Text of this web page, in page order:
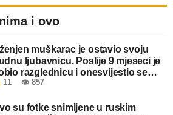
i ovo
muškarac je ostavio svoju
ljubavnicu. Poslije 9 mjeseci je
razglednicu i onesvijestio se
je pročitao šta piše!
11 👁 857
su fotke snimljene u ruskim